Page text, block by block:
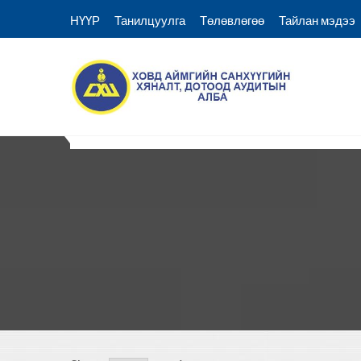
НҮҮР Танилцуулга Төлөвлөгөө Тайлан мэдээ